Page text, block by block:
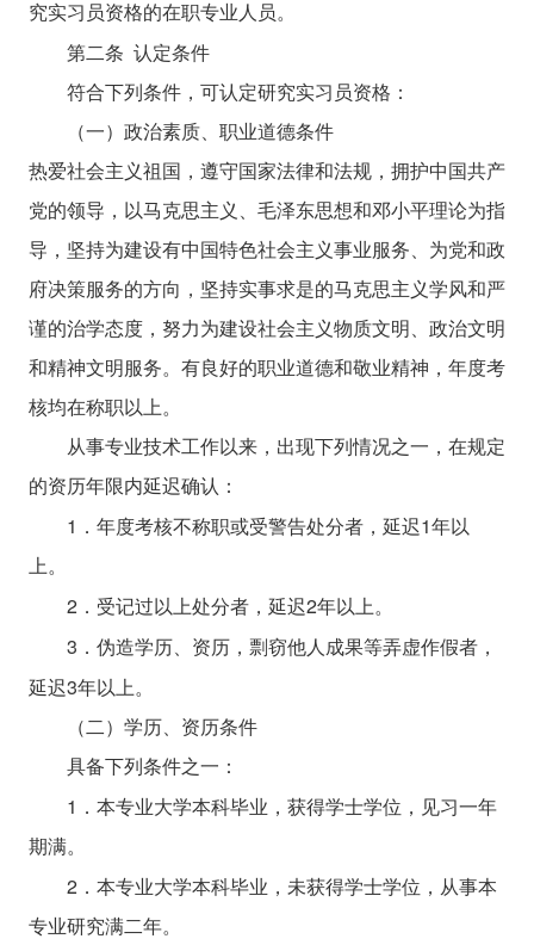
究实习员资格的在职专业人员。
第二条 认定条件
符合下列条件，可认定研究实习员资格：
（一）政治素质、职业道德条件
热爱社会主义祖国，遵守国家法律和法规，拥护中国共产
党的领导，以马克思主义、毛泽东思想和邓小平理论为指
导，坚持为建设有中国特色社会主义事业服务、为党和政
府决策服务的方向，坚持实事求是的马克思主义学风和严
谨的治学态度，努力为建设社会主义物质文明、政治文明
和精神文明服务。有良好的职业道德和敬业精神，年度考
核均在称职以上。
从事专业技术工作以来，出现下列情况之一，在规定
的资历年限内延迟确认：
1 ．年度考核不称职或受警告处分者，延迟1年以
上。
2．受记过以上处分者，延迟2年以上。
3 ．伪造学历、资历，剽窃他人成果等弄虚作假者，
延迟3年以上。
（二）学历、资历条件
具备下列条件之一：
1 ．本专业大学本科毕业，获得学士学位，见习一年
期满。
2．本专业大学本科毕业，未获得学士学位，从事本
专业研究满二年。